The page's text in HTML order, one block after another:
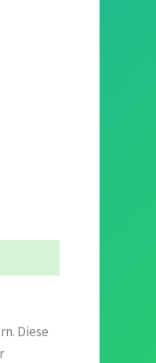
Diese